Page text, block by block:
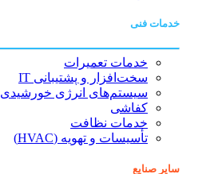
خدمات فنی
خدمات تعمیرات
سخت‌افزار و پشتیبانی IT
سیستم‌های انرژی خورشیدی
کفاشی
خدمات نظافت
تأسیسات و تهویه (HVAC)
سایر صنایع